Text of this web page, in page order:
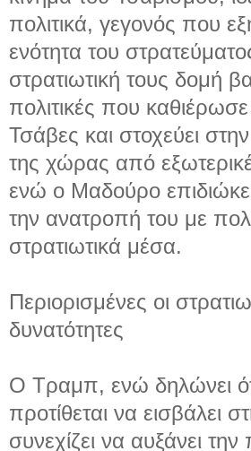
πολιτικά, γεγονός που
ενότητα του
στρατιωτική τους δομή
πολιτικές που
Τσάβες και στοχεύει
της χώρας από
ενώ ο Μαδούρο
την ανατροπή του με
στρατιωτικά μέσα.
Περιορισμένες οι
δυνατότητες
Ο Τραμπ, ενώ δηλώνει
προτίθεται να εισβάλει
συνεχίζει να αυξάνει